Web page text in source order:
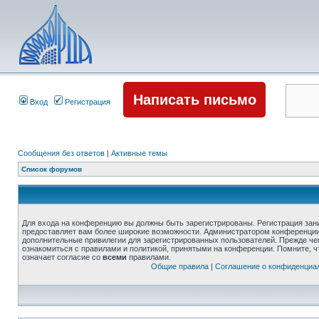
Вход Регистрация Написать письмо
Сообщения без ответов | Активные темы
Список форумов
Для входа на конференцию вы должны быть зарегистрированы. Регистрация
предоставляет вам более широкие возможности. Администратором
дополнительные привилегии для зарегистрированных пользователей. Прежде
ознакомиться с правилами и политикой, принятыми на конференции. Помните,
означает согласие со всеми правилами.
Общие правила| Соглашение о